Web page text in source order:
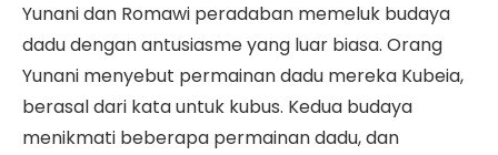
Yunani dan Romawi peradaban memeluk budaya
dadu dengan antusiasme yang luar biasa. Orang
Yunani menyebut permainan dadu mereka Kubeia,
berasal dari kata untuk kubus. Kedua budaya
menikmati beberapa permainan dadu, dan